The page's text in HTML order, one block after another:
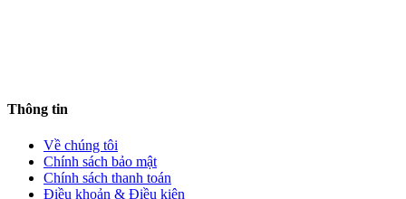
Thông tin
Về chúng tôi
Chính sách bảo mật
Chính sách thanh toán
Điều khoản & Điều kiên